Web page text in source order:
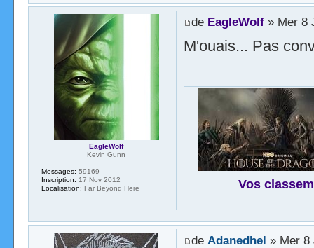
de EagleWolf» Mer 8
M'ouais... Pas
Vos
EagleWolf
Kevin Gunn
Messages: 59169
Inscription: 17 Nov 2012
Localisation: Far Beyond Here
de Adanedhel » Mer 8